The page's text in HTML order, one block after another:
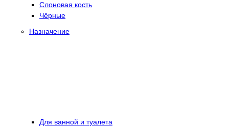
Слоновая кость
Чёрные
Назначение
Для ванной и туалета